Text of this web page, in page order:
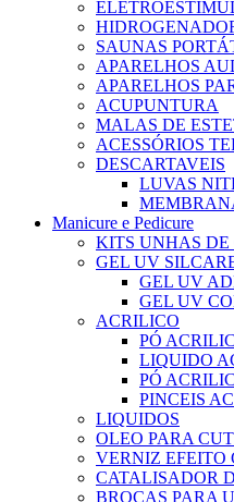
SAUNAS
APARELHOS
APARELHOS
ACUPUNTURA
MALAS DE
ACESSÓRIOS
DESCARTAVEIS
LUVAS
Manicure e Pedicure
KITS UNHAS DE
GEL UV
GEL UV
GEL UV
ACRILICO
PÓ
LIQUIDO
PÓ
PINCEIS
LIQUIDOS
OLEO PARA
VERNIZ EFEITO
CATALISADOR
BROCAS PARA